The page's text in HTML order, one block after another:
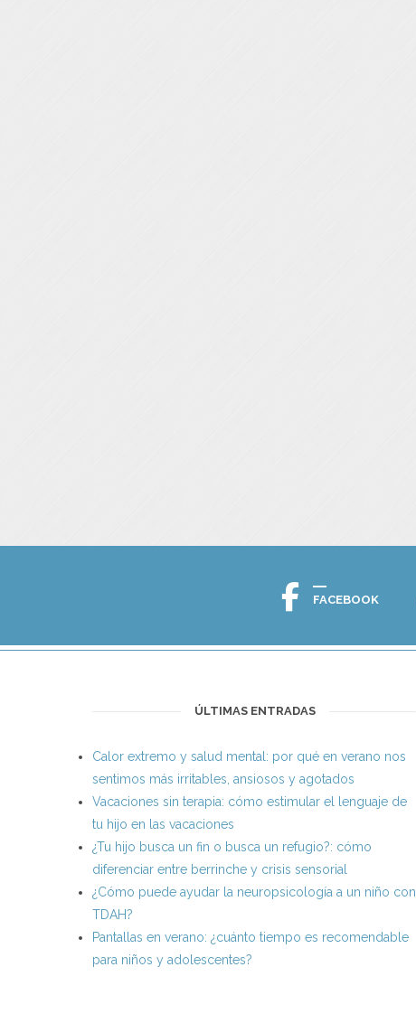
FACEBOOK
ÚLTIMAS ENTRADAS
Calor extremo y salud mental: por qué en verano nos
sentimos más irritables, ansiosos y agotados
Vacaciones sin terapia: cómo estimular el lenguaje de
tu hijo en las vacaciones
¿Tu hijo busca un fin o busca un refugio?: cómo
diferenciar entre berrinche y crisis sensorial
¿Cómo puede ayudar la neuropsicología a un niño con
TDAH?
Pantallas en verano: ¿cuánto tiempo es recomendable
para niños y adolescentes?